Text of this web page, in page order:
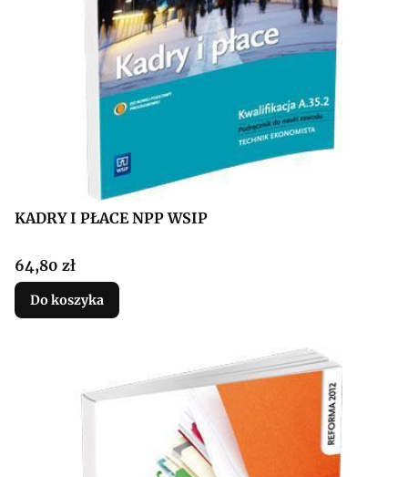
KADRY I PŁACE NPP WSIP
Cena
64,80 zł
Do koszyka